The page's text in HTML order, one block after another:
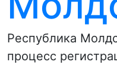
Республика
процесс